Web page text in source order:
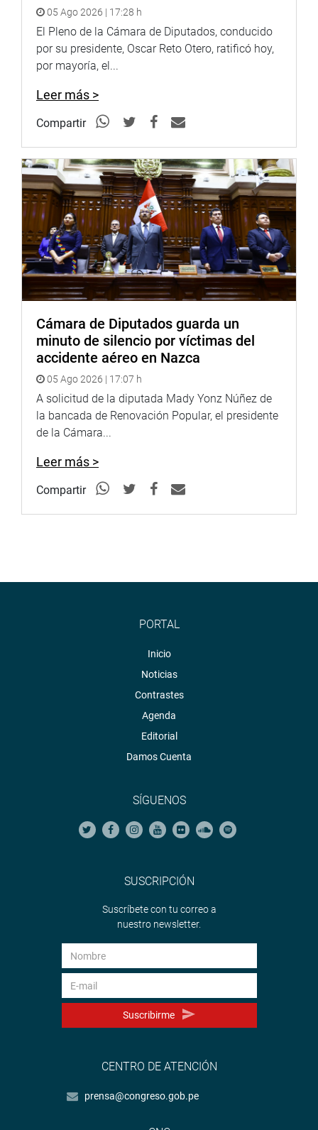
05 Ago 2026 | 17:28 h
El Pleno de la Cámara de Diputados, conducido
por su presidente, Oscar Reto Otero, ratificó hoy,
por mayoría, el...
Leer más >
Compartir
Cámara de Diputados guarda un
minuto de silencio por víctimas del
accidente aéreo en Nazca
05 Ago 2026 | 17:07 h
A solicitud de la diputada Mady Yonz Núñez de
la bancada de Renovación Popular, el presidente
de la Cámara...
Leer más >
Compartir
PORTAL
Inicio
Noticias
Contrastes
Agenda
Editorial
Damos Cuenta
SÍGUENOS
SUSCRIPCIÓN
Suscríbete con tu correo a
nuestro newsletter.
Suscribirme
CENTRO DE ATENCIÓN
prensa@congreso.gob.pe